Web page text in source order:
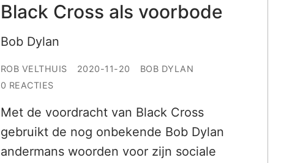
Black Cross als voorbode
Bob Dylan
ROB VELTHUIS 2020-11-20
BOB DYLAN
0 REACTIES
Met de voordracht van Black Cross
gebruikt de nog onbekende Bob Dylan
andermans woorden voor zijn sociale